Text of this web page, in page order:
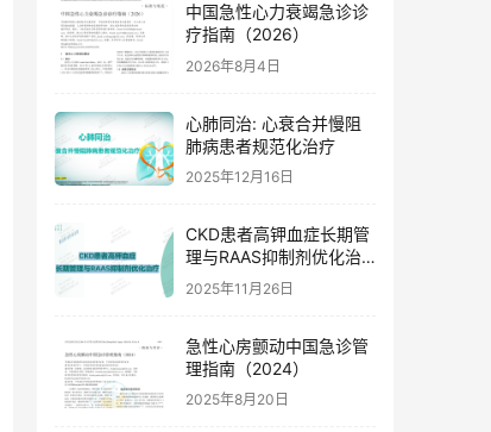
中国急性心力衰竭急诊诊
疗指南（2026）
2026年8月4日
心肺同治: 心衰合并慢阻
肺病患者规范化治疗
2025年12月16日
CKD患者高钾血症长期管
理与RAAS抑制剂优化治
疗
2025年11月26日
急性心房颤动中国急诊管
理指南（2024）
2025年8月20日